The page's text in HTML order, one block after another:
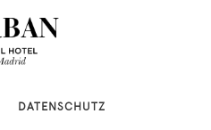
DATENSCHUTZ